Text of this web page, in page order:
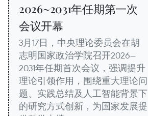
2026~2031年任期第一次
会议开幕
3月17日，中央理论委员会在胡
志明国家政治学院召开2026—
2031年任期首次会议，强调提升
理论引领作用，围绕重大理论问
题、实践总结及人工智能背景下
的研究方式创新，为国家发展提